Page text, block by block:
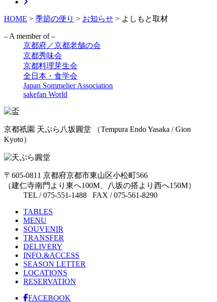
HOME > 季節の便り > お知らせ > よしもと取材
– A member of –
京都府／京都老舗の会
京都秀味会
京都料理芽生会
全日本・食学会
Japan Sommelier Association
sakefan World
京都祇園 天ぷら八坂圓堂 （Tempura Endo Yasaka / Gion
Kyoto）
〒605-0811 京都府京都市東山区小松町566
（建仁寺南門より東へ100M、八坂の搭より西へ150M）
TEL / 075-551-1488 FAX / 075-561-8290
TABLES
MENU
SOUVENIR
TRANSFER
DELIVERY
INFO.&ACCESS
SEASON LETTER
LOCATIONS
RESERVATION
FACEBOOK